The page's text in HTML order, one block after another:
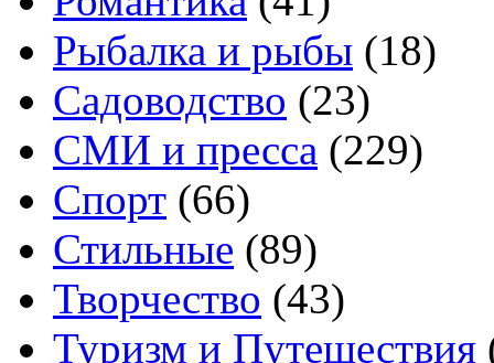
Рыбалка и рыбы (18)
Садоводство (23)
СМИ и пресса (229)
Спорт (66)
Стильные (89)
Творчество (43)
Туризм и Путешествия